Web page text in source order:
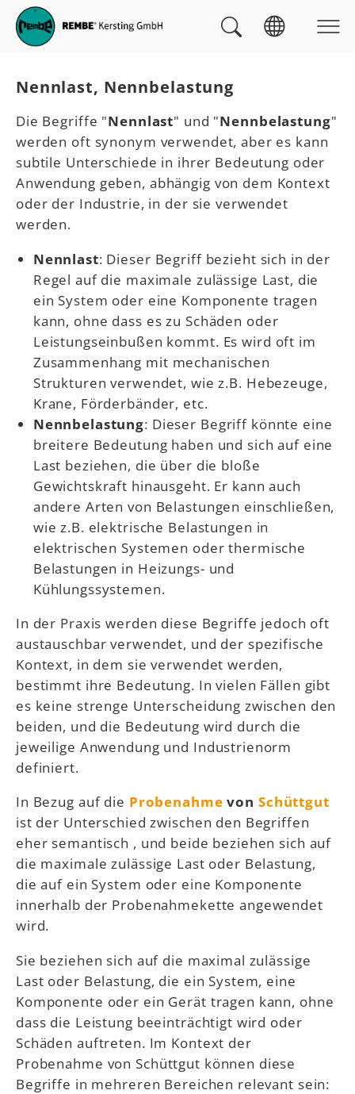
Skip to main navigation
zum Inhalt
Skip to page footer
Nennlast, Nennbelastung
Die Begriffe "Nennlast" und "Nennbelastung"
werden oft synonym verwendet, aber es kann
subtile Unterschiede in ihrer Bedeutung oder
Anwendung geben, abhängig von dem Kontext
oder der Industrie, in der sie verwendet
werden.
Nennlast: Dieser Begriff bezieht sich in der
Regel auf die maximale zulässige Last, die
ein System oder eine Komponente tragen
kann, ohne dass es zu Schäden oder
Leistungseinbußen kommt. Es wird oft im
Zusammenhang mit mechanischen
Strukturen verwendet, wie z.B. Hebezeuge,
Krane, Förderbänder, etc.
Nennbelastung: Dieser Begriff könnte eine
breitere Bedeutung haben und sich auf eine
Last beziehen, die über die bloße
Gewichtskraft hinausgeht. Er kann auch
andere Arten von Belastungen einschließen,
wie z.B. elektrische Belastungen in
elektrischen Systemen oder thermische
Belastungen in Heizungs- und
Kühlungssystemen.
In der Praxis werden diese Begriffe jedoch oft
austauschbar verwendet, und der spezifische
Kontext, in dem sie verwendet werden,
bestimmt ihre Bedeutung. In vielen Fällen gibt
es keine strenge Unterscheidung zwischen den
beiden, und die Bedeutung wird durch die
jeweilige Anwendung und Industrienorm
definiert.
In Bezug auf die Probenahme von Schüttgut
ist der Unterschied zwischen den Begriffen
eher semantisch , und beide beziehen sich auf
die maximale zulässige Last oder Belastung,
die auf ein System oder eine Komponente
innerhalb der Probenahmekette angewendet
wird.
Sie beziehen sich auf die maximal zulässige
Last oder Belastung, die ein System, eine
Komponente oder ein Gerät tragen kann, ohne
dass die Leistung beeinträchtigt wird oder
Schäden auftreten. Im Kontext der
Probenahme von Schüttgut können diese
Begriffe in mehreren Bereichen relevant sein: